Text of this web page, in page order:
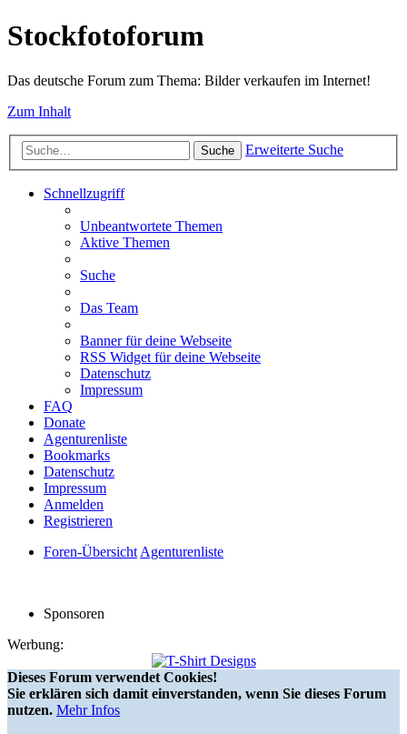
Stockfotoforum
Das deutsche Forum zum Thema: Bilder verkaufen im Internet!
Zum Inhalt
Suche Erweiterte Suche
Schnellzugriff
Unbeantwortete Themen
Aktive Themen
Suche
Das Team
Banner für deine Webseite
RSS Widget für deine Webseite
Datenschutz
Impressum
FAQ
Donate
Agenturenliste
Bookmarks
Datenschutz
Impressum
Anmelden
Registrieren
Foren-ÜbersichtAgenturenliste
Sponsoren
Werbung:
Dieses Forum verwendet Cookies!
Sie erklären sich damit einverstanden, wenn Sie dieses Forum
nutzen. Mehr Infos